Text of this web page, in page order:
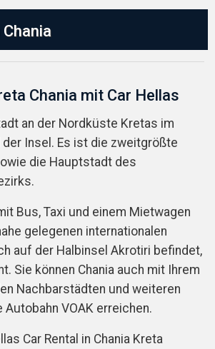
Chania mit Car Hellas
an der Nordküste Kretas im
Insel. Es ist die zweitgrößte
die Hauptstadt des
Bus, Taxi und einem Mietwagen
gelegenen internationalen
auf der Halbinsel Akrotiri befindet,
Sie können Chania auch mit Ihrem
Nachbarstädten und weiteren
VOAK erreichen.
Car Rental in Chania Kreta